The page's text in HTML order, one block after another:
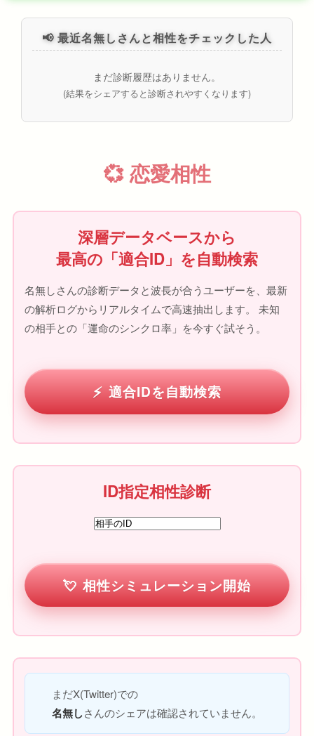
📢 最近名無しさんと相性をチェックした人
まだ診断履歴はありません。
(結果をシェアすると診断されやすくなります)
💞 恋愛相性
深層データベースから
最高の「適合ID」を自動検索
名無しさんの診断データと波長が合うユーザーを、最新
の解析ログからリアルタイムで高速抽出します。 未知
の相手との「運命のシンクロ率」を今すぐ試そう。
適合IDを自動検索
ID指定相性診断
相性シミュレーション開始
まだX(Twitter)での
名無しさんのシェアは確認されていません。